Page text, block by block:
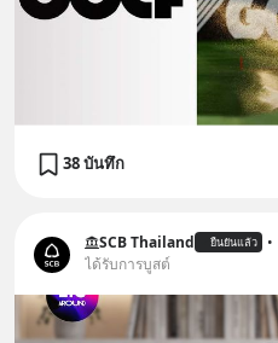
38 บันทึก
SCB Thailand ยืนยันแล้ว •
ได้รับการบูสต์